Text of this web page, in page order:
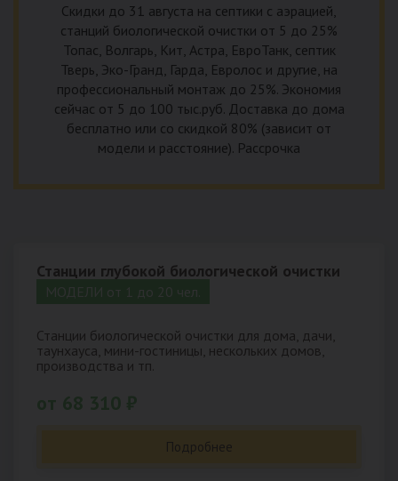
Скидки до 31 августа на септики с аэрацией,
станций биологической очистки от 5 до 25%
Топас, Волгарь, Кит, Астра, ЕвроТанк, септик
Тверь, Эко-Гранд, Гарда, Евролос и другие, на
профессиональный монтаж до 25%. Экономия
сейчас от 5 до 100 тыс.руб. Доставка до дома
бесплатно или со скидкой 80% (зависит от
модели и расстояние). Рассрочка
Станции глубокой биологической очистки
Станции биологической очистки для дома, дачи,
таунхауса, мини-гостиницы, нескольких домов,
производства и тп.
Подробнее